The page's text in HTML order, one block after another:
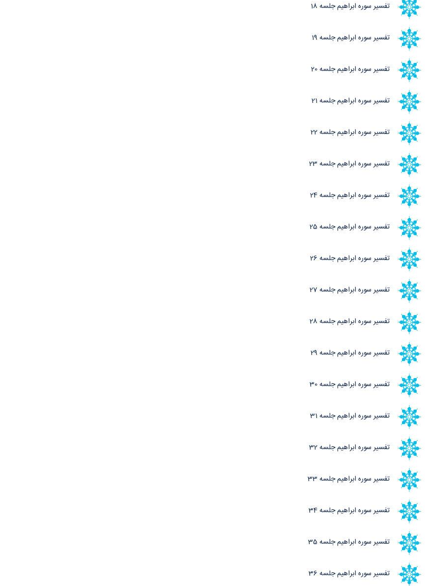
تفسیر سوره ابراهیم جلسه 18
تفسیر سوره ابراهیم جلسه 19
تفسیر سوره ابراهیم جلسه 20
تفسیر سوره ابراهیم جلسه 21
تفسیر سوره ابراهیم جلسه 22
تفسیر سوره ابراهیم جلسه 23
تفسیر سوره ابراهیم جلسه 24
تفسیر سوره ابراهیم جلسه 25
تفسیر سوره ابراهیم جلسه 26
تفسیر سوره ابراهیم جلسه 27
تفسیر سوره ابراهیم جلسه 28
تفسیر سوره ابراهیم جلسه 29
تفسیر سوره ابراهیم جلسه 30
تفسیر سوره ابراهیم جلسه 31
تفسیر سوره ابراهیم جلسه 32
تفسیر سوره ابراهیم جلسه 33
تفسیر سوره ابراهیم جلسه 34
تفسیر سوره ابراهیم جلسه 35
تفسیر سوره ابراهیم جلسه 36